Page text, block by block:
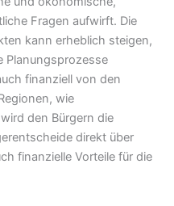
Fragen aufwirft. Die
kann erheblich steigen,
Planungsprozesse
finanziell von den
wie
den Bürgern die
direkt über
finanzielle Vorteile für die